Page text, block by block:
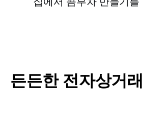
든든한 전자상거래